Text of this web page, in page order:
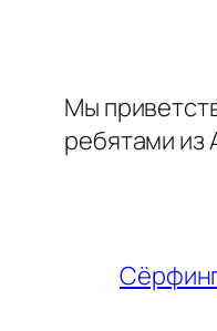
Мы
ребятами из